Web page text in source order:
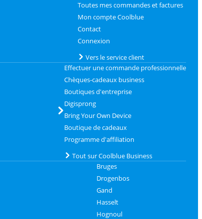
Toutes mes commandes et factures
Mon compte Coolblue
Contact
Connexion
Vers le service client
Effectuer une commande professionnelle
Chèques-cadeaux business
Boutiques d'entreprise
Digisprong
Bring Your Own Device
Boutique de cadeaux
Programme d'affiliation
Tout sur Coolblue Business
Bruges
Drogenbos
Gand
Hasselt
Hognoul